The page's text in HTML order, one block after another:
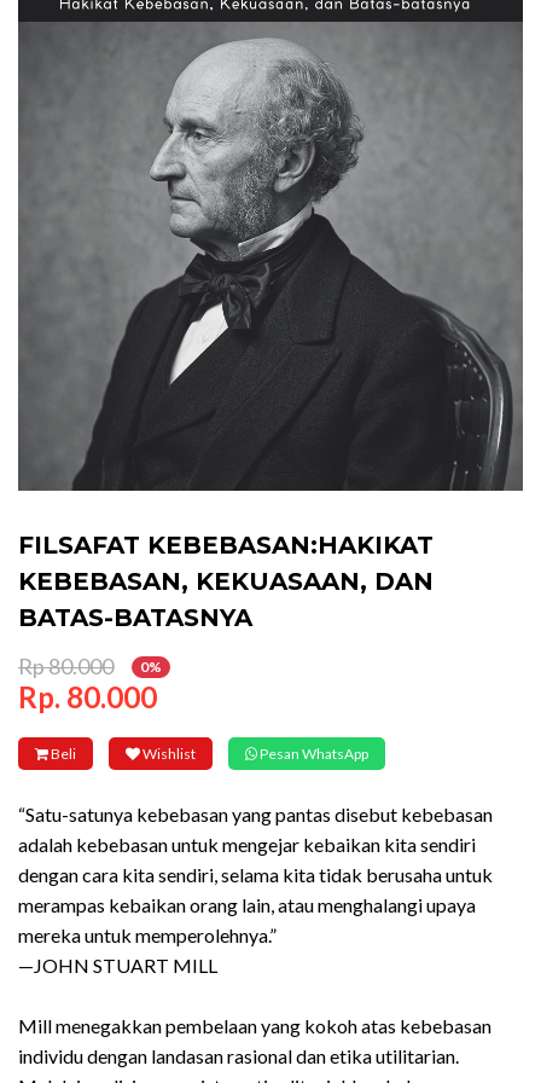
FILSAFAT KEBEBASAN:HAKIKAT
KEBEBASAN, KEKUASAAN, DAN
BATAS-BATASNYA
Rp 80.000 0%
Rp. 80.000
Beli Wishlist Pesan WhatsApp
“Satu-satunya kebebasan yang pantas disebut kebebasan
adalah kebebasan untuk mengejar kebaikan kita sendiri
dengan cara kita sendiri, selama kita tidak berusaha untuk
merampas kebaikan orang lain, atau menghalangi upaya
mereka untuk memperolehnya.”
—JOHN STUART MILL
Mill menegakkan pembelaan yang kokoh atas kebebasan
individu dengan landasan rasional dan etika utilitarian.